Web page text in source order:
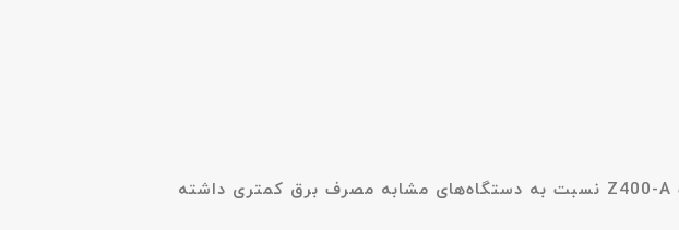
دستگاه با هدف مصرف انرژی پایین طراحی شده است. موتور DC و کنترل هوشمند دور فن باعث شده Z400-A نسبت به دستگاه‌های مشابه مصرف برق کمتری داشته